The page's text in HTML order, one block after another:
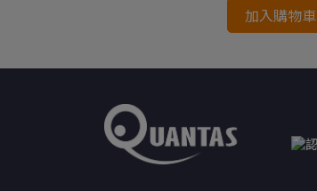
加入購物車